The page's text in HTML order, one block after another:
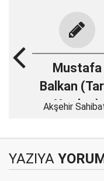
Mustafa
Balkan
Yazıları)
Akşehir
YAZIYA